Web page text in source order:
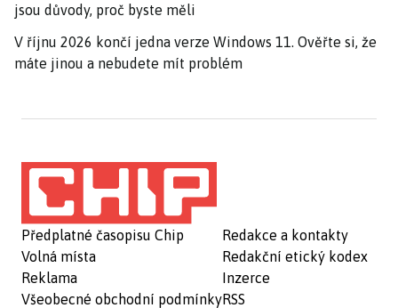
jsou důvody, proč byste měli
V říjnu 2026 končí jedna verze Windows 11. Ověřte si, že
máte jinou a nebudete mít problém
Předplatné časopisu Chip
Volná místa
Reklama
Všeobecné obchodní podmínky
Redakce a kontakty
Redakční etický kodex
Inzerce
RSS